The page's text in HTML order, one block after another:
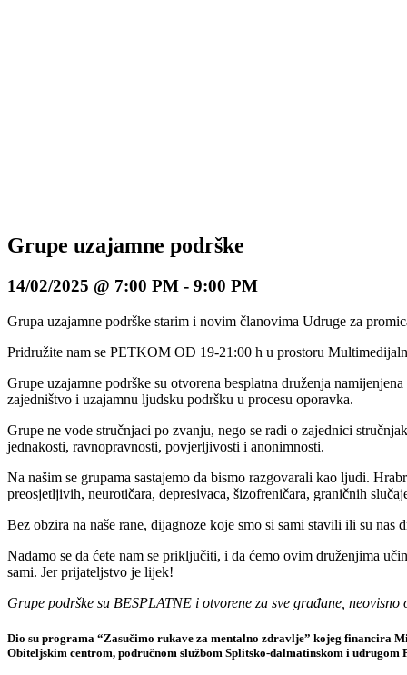
Grupe uzajamne podrške
14/02/2025 @ 7:00 PM - 9:00 PM
Grupa uzajamne podrške starim i novim članovima Udruge za
Pridružite nam se PETKOM OD 19-21:00 h u prostoru
Grupe uzajamne podrške su otvorena besplatna druženja
zajedništvo i uzajamnu ljudsku podršku u procesu oporavka.
Grupe ne vode stručnjaci po zvanju, nego se radi o zajednici
jednakosti, ravnopravnosti, povjerljivosti i anonimnosti.
Na našim se grupama sastajemo da bismo razgovarali kao ljudi.
preosjetljivih, neurotičara, depresivaca, šizofreničara, graničnih
Bez obzira na naše rane, dijagnoze koje smo si sami stavili ili su
Nadamo se da ćete nam se priključiti, i da ćemo ovim druženjima
sami. Jer prijateljstvo je lijek!
Grupe podrške su BESPLATNE i otvorene za sve građane,
Dio su programa “Zasučimo rukave za mentalno zdravlje” kojeg financira
Obiteljskim centrom, područnom službom Splitsko-dalmatinskom i